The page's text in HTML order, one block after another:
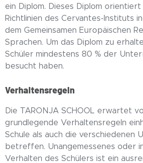
ein Diplom. Dieses Diplom orientiert
Richtlinien des Cervantes-Instituts
dem Gemeinsamen Europäischen
Sprachen. Um das Diplom zu
Schüler mindestens 80 % der
besucht haben.
Verhaltensregeln
Die TARONJA SCHOOL erwartet
grundlegende Verhaltensregeln
Schule als auch die verschiedenen
betreffen. Unangemessenes oder
Verhalten des Schülers ist ein